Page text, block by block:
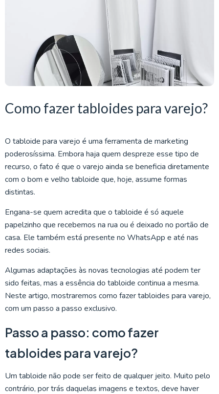
Como fazer tabloides para varejo?
O tabloide para varejo é uma ferramenta de marketing
poderosíssima. Embora haja quem despreze esse tipo de
recurso, o fato é que o varejo ainda se beneficia diretamente
com o bom e velho tabloide que, hoje, assume formas
distintas.
Engana-se quem acredita que o tabloide é só aquele
papelzinho que recebemos na rua ou é deixado no portão de
casa. Ele também está presente no WhatsApp e até nas
redes sociais.
Algumas adaptações às novas tecnologias até podem ter
sido feitas, mas a essência do tabloide continua a mesma.
Neste artigo, mostraremos como fazer tabloides para varejo,
com um passo a passo exclusivo.
Passo a passo: como fazer
tabloides para varejo?
Um tabloide não pode ser feito de qualquer jeito. Muito pelo
contrário, por trás daquelas imagens e textos, deve haver